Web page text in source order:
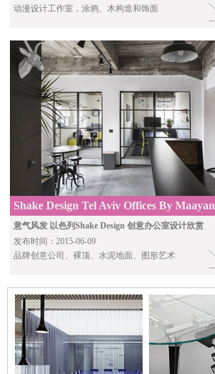
动漫设计工作室，涂鸦、木构造和饰面
Shake Design Tel Aviv Offices By Maayan
Reshef
意气风发 以色列Shake Design 创意办公室设计欣赏
发布时间：2015-06-09
品牌创意公司、裸顶、水泥地面、图形艺术